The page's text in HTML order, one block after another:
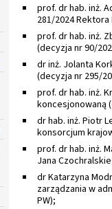
prof. dr hab. inż.
281/2024 Rektora
prof. dr hab. inż.
(decyzja nr 90/
dr inż. Jolanta
(decyzja nr 295/
prof. dr hab. inż.
koncesjonowaną
dr hab. inż. Piotr
konsorcjum
prof. dr hab. inż.
Jana
dr Katarzyna
zarządzania w
PW);